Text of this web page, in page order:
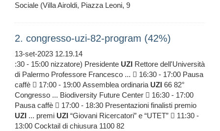
Sociale (Villa Airoldi, Piazza Leoni, 9
2. congresso-uzi-82-program (42%)
13-set-2023 12.19.14
:30 - 15:00 nizzatore) Presidente UZI Rettore dell'Università
di Palermo Professore Francesco ...  16:30 - 17:00 Pausa
caffè  17:00 - 19:00 Assemblea ordinaria UZI 66 82°
Congresso ... Biodiversity Future Center  16:30 - 17:00
Pausa caffè  17:00 - 18:30 Presentazioni finalisti premio
UZI ... premi UZI “Giovani Ricercatori” e “UTET”  11:30 -
13:00 Cocktail di chiusura 1100 82